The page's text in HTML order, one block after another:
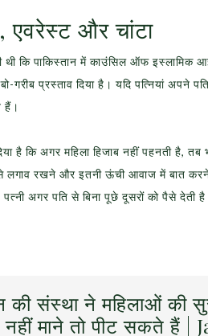
एवरेस्ट और चांटा
थी कि पाकिस्तान में काउंसिल ऑफ इस्लामिक
गरीब प्रस्ताव दिया है। यदि पत्नियां अपने
हैं।
है कि अगर महिला हिजाब नहीं पहनती है, तब
से लगाव रखने और इतनी ऊंची आवाज में बात
पत्नी अगर पति से बिना पूछे दूसरों को पैसे देती है
की संस्था ने महिलाओं की
नहीं माने तो पीट सकते हैं |